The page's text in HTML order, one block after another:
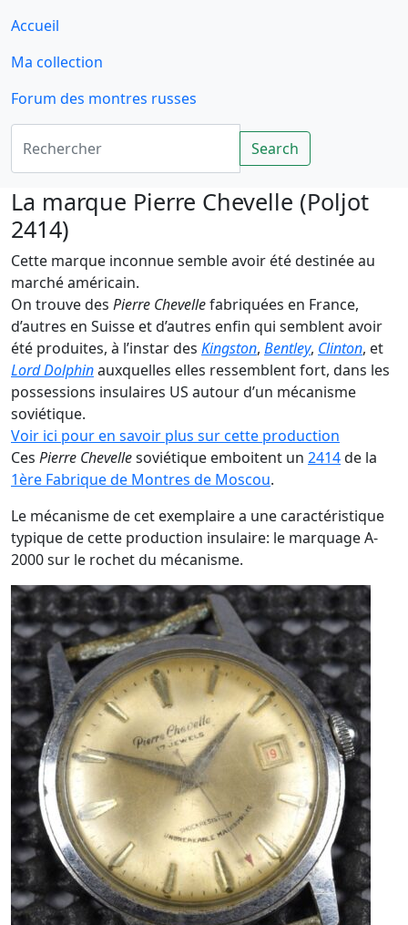
Accueil
Ma collection
Forum des montres russes
Rechercher
Search
La marque Pierre Chevelle (Poljot
2414)
Cette marque inconnue semble avoir été destinée au
marché américain.
On trouve des Pierre Chevellefabriquées en France,
d’autres en Suisse et d’autres enfin qui semblent avoir
été produites, à l’instar des Kingston, Bentley, Clinton, et
Lord Dolphinauxquelles elles ressemblent fort, dans les
possessions insulaires US autour d’un mécanisme
soviétique.
Voir ici pour en savoir plus sur cette production
Ces Pierre Chevellesoviétique emboitent un 2414de la
1ère Fabrique de Montres de Moscou.
Le mécanisme de cet exemplaire a une caractéristique
typique de cette production insulaire: le marquage A-
2000 sur le rochet du mécanisme.